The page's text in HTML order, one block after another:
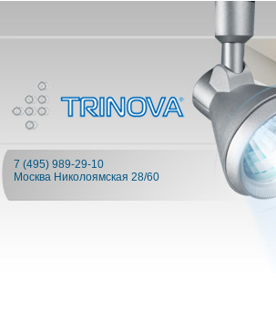
7 (495) 989-29-10
Москва Николоямская 28/60